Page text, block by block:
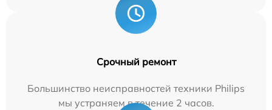
Срочный ремонт
Большинство неисправностей техники Philips
мы устраняем в течение 2 часов.